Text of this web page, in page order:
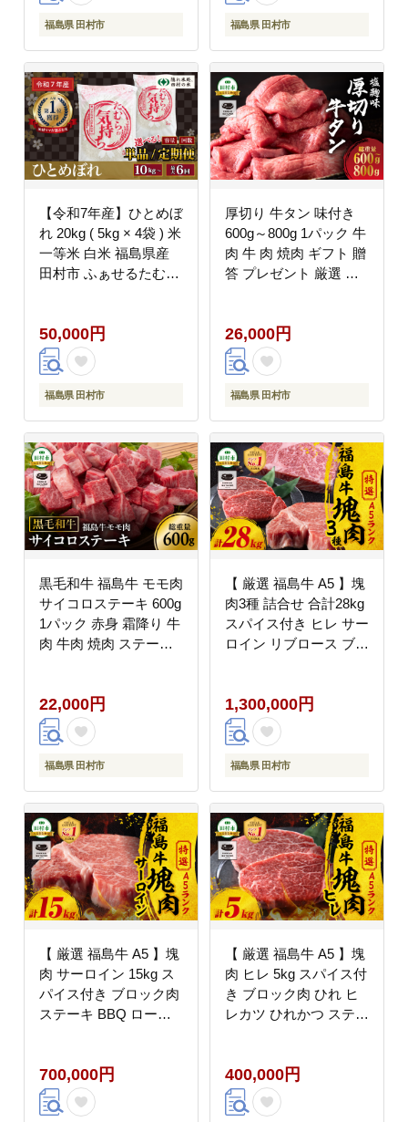
福島県 田村市 福島県 田村市
【令和7年産】ひとめぼ
れ 20kg ( 5kg × 4袋 ) 米
一等米 白米 福島県産
田村市 ふぁせるたむら
50,000円
福島県 田村市
厚切り 牛タン 味付き
600g～800g 1パック 牛
肉 牛 肉 焼肉 ギフト 贈
答 プレゼント 厳選 福
001
26,000円
福島県 田村市
黒毛和牛 福島牛 モモ肉
サイコロステーキ 600g
1パック 赤身 霜降り 牛
肉 牛肉 焼肉 ステーキ
厳選 福島県 田村市 ふ
くしま 福島 川合精肉店
N009-002
22,000円
福島県 田村市
【 厳選 福島牛 A5 】塊
肉3種 詰合せ 合計28kg
スパイス付き ヒレ サー
ロイン リブロース ブロ
ピオンスパイス 高級肉
冷凍 保存 肉 牛肉 焼肉
贈答 ギフト プレゼント
人気 ランキング おすす
島県 福島 ふくしま 田
村 田村市 たむら 川合
精肉店 N009-003
1,300,000円
福島県 田村市
【 厳選 福島牛 A5 】塊
肉 サーロイン 15kg ス
パイス付き ブロック肉
ステーキ BBQ ロース
保存 肉 牛肉 焼肉 贈答
ギフト プレゼント 人気
ランキング おすすめ グ
700,000円
【 厳選 福島牛 A5 】塊
肉 ヒレ 5kg スパイス付
き ブロック肉 ひれ ヒ
レカツ ひれかつ ステー
ス 高級肉 冷凍 保存 肉
牛肉 焼肉 贈答 ギフト
プレゼント 人気 ランキ
400,000円